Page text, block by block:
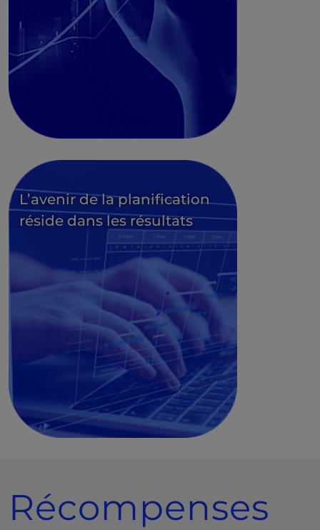
L’avenir de la planification
réside dans les résultats
Récompenses